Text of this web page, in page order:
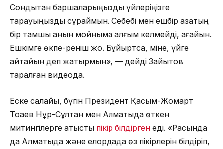
Сондықтан баршаларыңызды үйлеріңізге
тарауыңызды сұраймын. Себебі мен ешбір қазақтың
бір тамшы қанын мойныма алғым келмейді, ағайын.
Ешкімге өкпе-реніш жоқ. Бұйыртса, міне, үйге
қайтайын деп жатырмын», — дейді Зайытов
таралған видеода.
Еске салайық, бүгін Президент Қасым-Жомарт
Тоқаев Нұр-Сұлтан мен Алматыда өткен
митингілерге қатысты пікір білдірген еді. «Расында
да Алматыда және елордада өз пікірлерін білдіріп,